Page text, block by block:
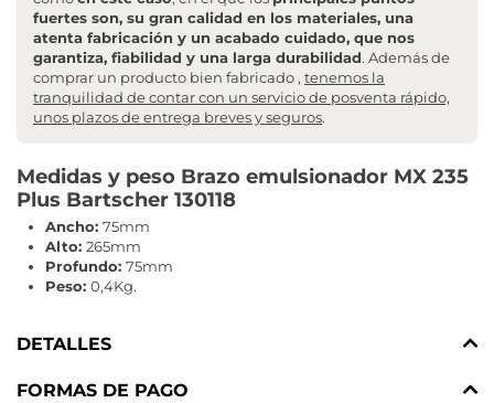
fuertes son, su gran calidad en los materiales, una
atenta fabricación y un acabado cuidado, que nos
garantiza, fiabilidad y una larga durabilidad. Además de
comprar un producto bien fabricado , tenemos la
tranquilidad de contar con un servicio de posventa rápido,
unos plazos de entrega breves y seguros.
Medidas y peso Brazo emulsionador MX 235
Plus Bartscher 130118
Ancho: 75mm
Alto: 265mm
Profundo: 75mm
Peso: 0,4Kg.
DETALLES
FORMAS DE PAGO